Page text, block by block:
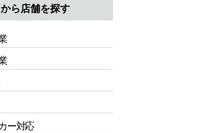
ら店舗を探す
ー対応